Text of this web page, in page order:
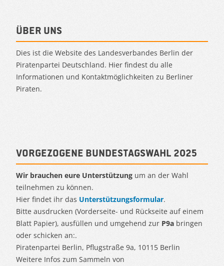
Über uns
Dies ist die Website des Landesverbandes Berlin der
Piratenpartei Deutschland. Hier findest du alle
Informationen und Kontaktmöglichkeiten zu Berliner
Piraten.
Vorgezogene Bundestagswahl 2025
Wir brauchen eure Unterstützung um an der Wahl
teilnehmen zu können.
Hier findet ihr das Unterstützungsformular.
Bitte ausdrucken (Vorderseite- und Rückseite auf einem
Blatt Papier), ausfüllen und umgehend zur P9a bringen
oder schicken an:.
Piratenpartei Berlin, Pflugstraße 9a, 10115 Berlin
Weitere Infos zum Sammeln von